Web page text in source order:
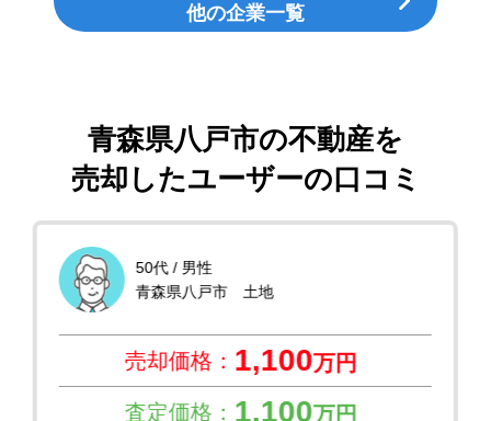
他の企業一覧
青森県八戸市の不動産を
売却したユーザーの口コミ
50代 / 男性
青森県八戸市 土地
売却価格： 1,100万円
査定価格： 1,100万円